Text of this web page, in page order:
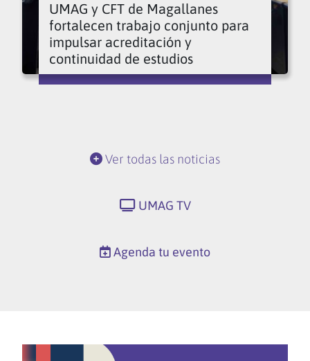
UMAG y CFT de Magallanes
fortalecen trabajo conjunto para
impulsar acreditación y
continuidad de estudios
Ver todas las noticias
UMAG TV
Agenda tu evento